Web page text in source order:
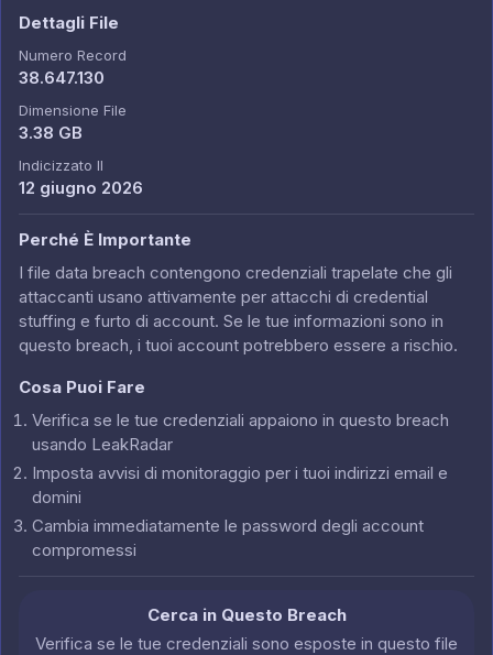
Dettagli File
Numero Record
38.647.130
Dimensione File
3.38 GB
Indicizzato Il
12 giugno 2026
Perché È Importante
I file data breach contengono credenziali trapelate che gli
attaccanti usano attivamente per attacchi di credential
stuffing e furto di account. Se le tue informazioni sono in
questo breach, i tuoi account potrebbero essere a rischio.
Cosa Puoi Fare
Verifica se le tue credenziali appaiono in questo breach
usando LeakRadar
Imposta avvisi di monitoraggio per i tuoi indirizzi email e
domini
Cambia immediatamente le password degli account
compromessi
Cerca in Questo Breach
Verifica se le tue credenziali sono esposte in questo file